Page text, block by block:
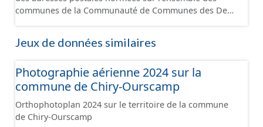
communes de la Communauté de Communes des Deux
commune. Une adresse se situe sur le territoire de la
Certaines particularités locales peuvent néanmoins
exister. Une adresse est unique. Dans la mesure du
possible, une adresse se situe dans la parcelle
cadastrale correspondante et devant l’entrée du
bâtiment concerné (quand cette information est
Jeux de données similaires
Photographie aérienne 2024 sur la
commune de Chiry-Ourscamp
Orthophotoplan 2024 sur le territoire de la commune
de Chiry-Ourscamp